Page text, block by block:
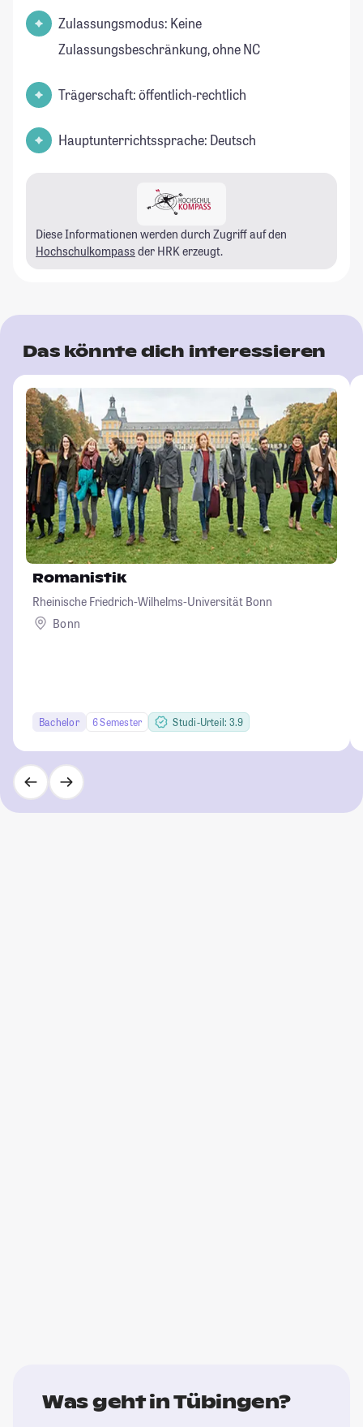
Zulassungsmodus: Keine
Zulassungsbeschränkung, ohne NC
Trägerschaft: öffentlich-rechtlich
Hauptunterrichtssprache: Deutsch
Diese Informationen werden durch Zugriff auf den
Hochschulkompass der HRK erzeugt.
Das könnte dich interessieren
Romanistik
Rheinische Friedrich-Wilhelms-Universität Bonn
Bonn
Bachelor 6 Semester Studi-Urteil: 3.9
Was geht in Tübingen?